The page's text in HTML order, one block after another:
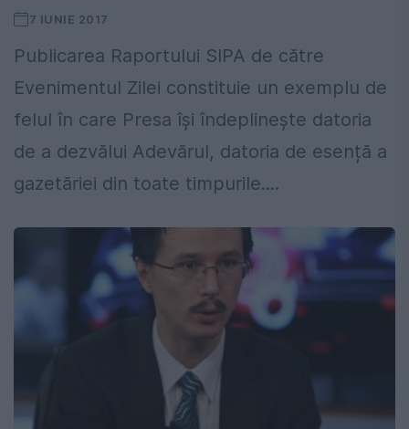
7 IUNIE 2017
Publicarea Raportului SIPA de către
Evenimentul Zilei constituie un exemplu de
felul în care Presa își îndeplinește datoria
de a dezvălui Adevărul, datoria de esență a
gazetăriei din toate timpurile....